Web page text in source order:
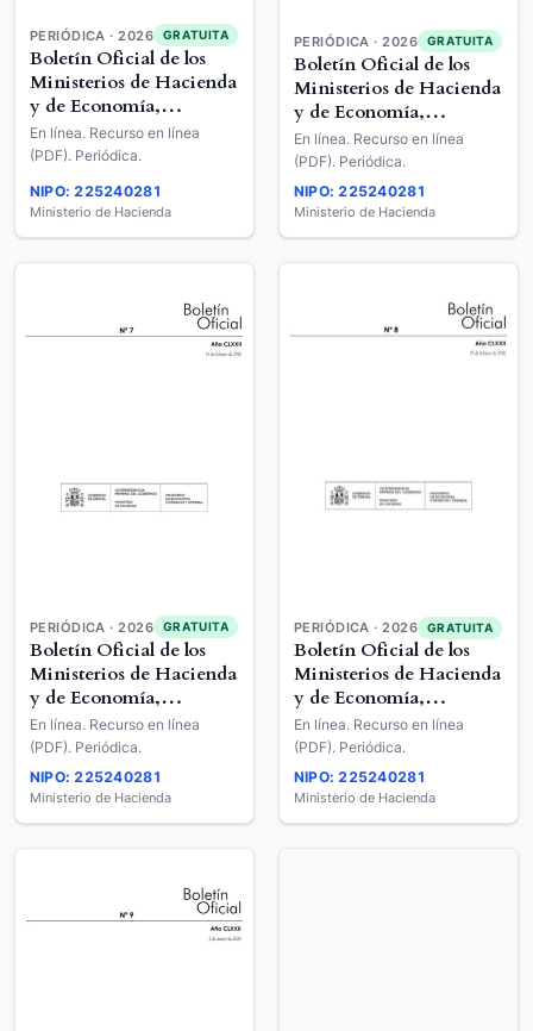
PERIÓDICA · 2026 GRATUITA
Boletín Oficial de los
Ministerios de Hacienda
y de Economía,
Comercio y Empresa
En línea. Recurso en línea
(PDF). Periódica.
NIPO: 225240281
Ministerio de Hacienda
PERIÓDICA · 2026 GRATUITA
Boletín Oficial de los
Ministerios de Hacienda
y de Economía,
Comercio y Empresa
En línea. Recurso en línea
(PDF). Periódica.
NIPO: 225240281
Ministerio de Hacienda
PERIÓDICA · 2026 GRATUITA
Boletín Oficial de los
Ministerios de Hacienda
y de Economía,
Comercio y Empresa
En línea. Recurso en línea
(PDF). Periódica.
NIPO: 225240281
Ministerio de Hacienda
PERIÓDICA · 2026 GRATUITA
Boletín Oficial de los
Ministerios de Hacienda
y de Economía,
Comercio y Empresa
En línea. Recurso en línea
(PDF). Periódica.
NIPO: 225240281
Ministerio de Hacienda